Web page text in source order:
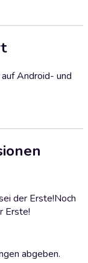
Android- und
der Erste!Noch
Erste!
abgeben.